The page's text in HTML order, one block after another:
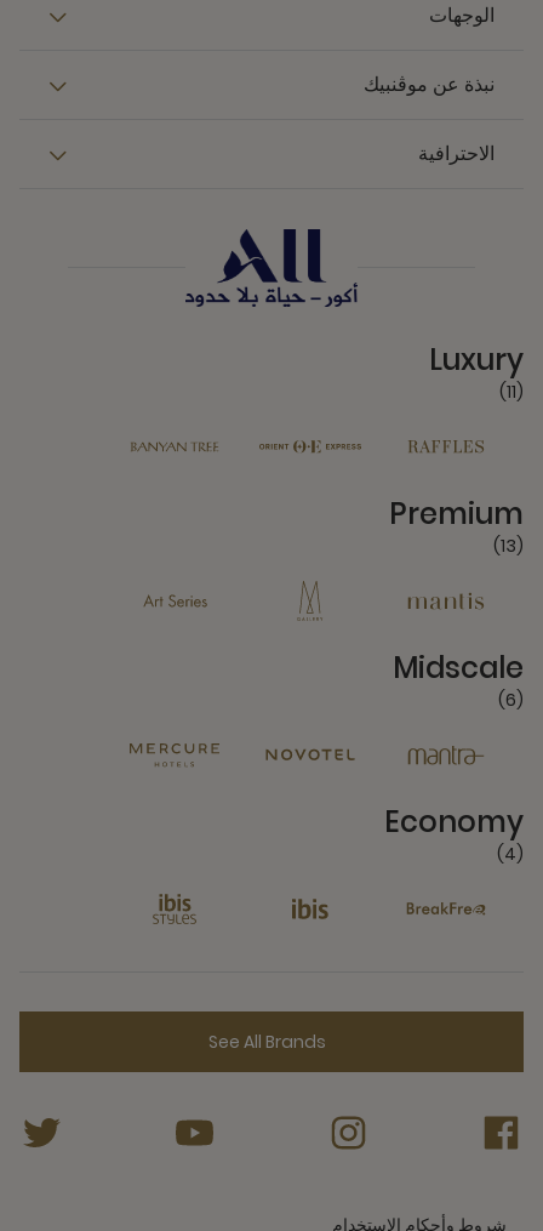
الوجهات
نبذة عن موڤنبيك
الاحترافية
Luxury
(11)
Premium
(13)
Midscale
(6)
Economy
(4)
See All Brands
شروط وأحكام الاستخدام